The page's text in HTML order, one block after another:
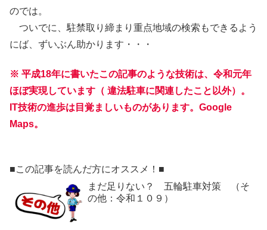
のでは。
ついでに、駐禁取り締まり重点地域の検索もできるよう
にば、ずいぶん助かります・・・
※ 平成18年に書いたこの記事のような技術は、令和元年
ほぼ実現しています（ 違法駐車に関連したこと以外）。
IT技術の進歩は目覚ましいものがあります。 Google
Maps。
■この記事を読んだ方にオススメ！■
まだ足りない？ 五輪駐車対策 （そ
の他：令和１０９）